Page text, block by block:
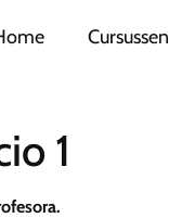
Cursussen
1